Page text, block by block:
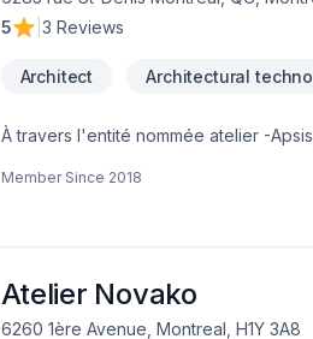
5
3 Reviews
Architect Architectural
À travers l'entité nommée atelier -
stagiaire et un technologue sénior. Le
offrons tous les services
Member Since 2018
Atelier Novako
6260 1ère Avenue, Montreal, H1Y 3A8